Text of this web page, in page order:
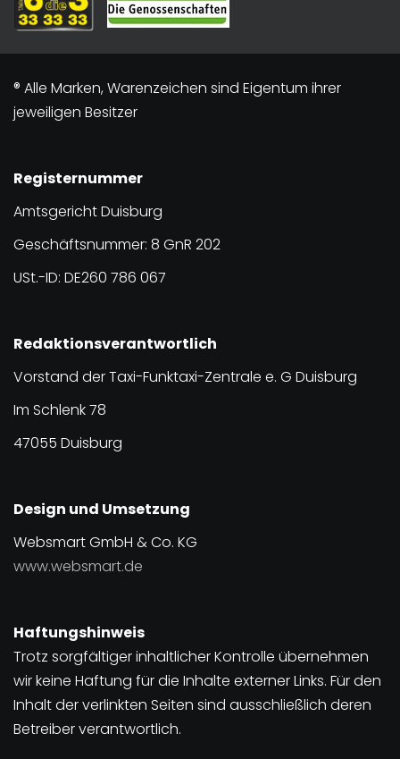
® Alle Marken, Warenzeichen sind Eigentum ihrer
jeweiligen Besitzer
Registernummer
Amtsgericht Duisburg
Geschäftsnummer: 8 GnR 202
USt.-ID: DE260 786 067
Redaktionsverantwortlich
Vorstand der Taxi-Funktaxi-Zentrale e. G Duisburg
Im Schlenk 78
47055 Duisburg
Design und Umsetzung
Websmart GmbH & Co. KG
www.websmart.de
Haftungshinweis
Trotz sorgfältiger inhaltlicher Kontrolle übernehmen
wir keine Haftung für die Inhalte externer Links. Für den
Inhalt der verlinkten Seiten sind ausschließlich deren
Betreiber verantwortlich.